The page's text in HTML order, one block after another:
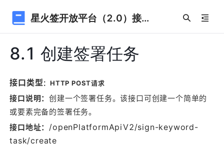
星火签开放平台（2.0）接入指南
8.1 创建签署任务
接口类型：HTTP POST请求
接口说明：创建一个签署任务。该接口可创建一个简单的
或要素完备的签署任务。
接口地址： /openPlatformApiV2/sign-keyword-
task/create